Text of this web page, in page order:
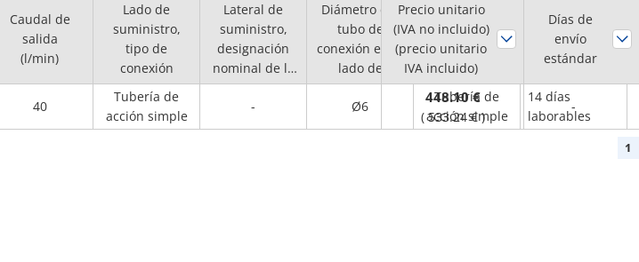
Caudal de
salida
(l/min)
Lado de
suministro,
tipo de
conexión
Lateral de
suministro,
designación
nominal de la
rosca de
tubería
Diámetro del
tubo de
conexión en el
lado de
suministro
Lateral de
salida, Tipos
de conexión
Salida, rosca
de fontanería
nominal
40
Tubería de
acción simple
- Ø6
Tubería de
acción simple
-
Precio unitario
(IVA no incluido)
(precio unitario
IVA incluido)
Días de
envío
estándar
448.10 €
( 533.24 € )
14 días
laborables
1